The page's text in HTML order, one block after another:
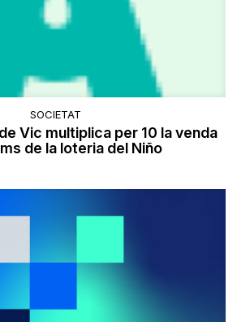
SOCIETAT
Vic multiplica per 10 la venda
de la loteria del Niño